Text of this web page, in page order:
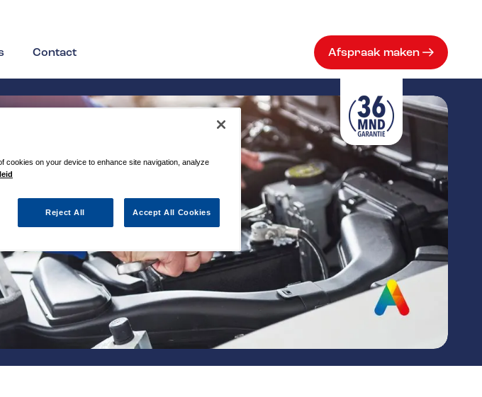
Contact Afspraak maken
cookies on your device to enhance site navigation, analyze
Reject All Accept All Cookies